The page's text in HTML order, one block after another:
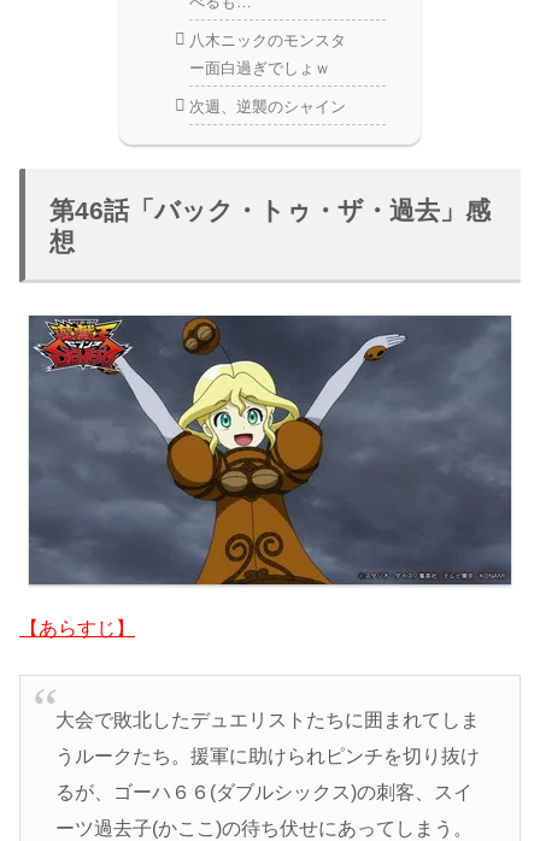
八木ニックのモンスタ
ー面白過ぎでしょｗ
次週、逆襲のシャイン
第46話「バック・トゥ・ザ・過去」感
想
【あらすじ】
大会で敗北したデュエリストたちに囲まれてしま
うルークたち。援軍に助けられピンチを切り抜け
るが、ゴーハ６６(ダブルシックス)の刺客、スイ
ーツ過去子(かここ)の待ち伏せにあってしまう。